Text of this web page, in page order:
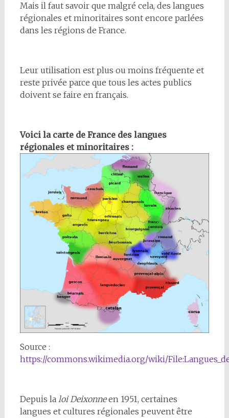
Mais il faut savoir que malgré cela, des langues
régionales et minoritaires sont encore parlées
dans les régions de France.
Leur utilisation est plus ou moins fréquente et
reste privée parce que tous les actes publics
doivent se faire en français.
Voici la carte de France des langues
régionales et minoritaires :
Source :
https://commons.wikimedia.org/wiki/
Depuis la loi Deixonneen 1951, certaines
langues et cultures régionales peuvent être